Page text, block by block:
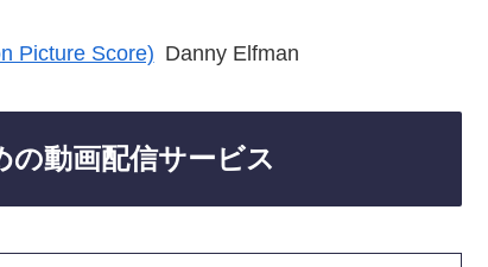
Picture Score) Danny Elfman
動画配信サービス